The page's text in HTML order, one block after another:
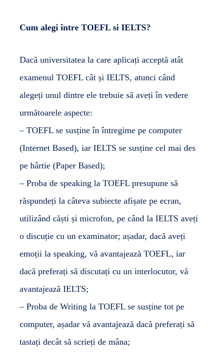
Cum alegi între TOEFL si IELTS?
Dacă universitatea la care aplicați acceptă atât
examenul TOEFL cât și IELTS, atunci când
alegeți unul dintre ele trebuie să aveți în vedere
următoarele aspecte:
– TOEFL se susține în întregime pe computer
(Internet Based), iar IELTS se susține cel mai des
pe hârtie (Paper Based);
– Proba de speaking la TOEFL presupune să
răspundeți la câteva subiecte afișate pe ecran,
utilizând căști și microfon, pe când la IELTS aveți
o discuție cu un examinator; așadar, dacă aveți
emoții la speaking, vă avantajează TOEFL, iar
dacă preferați să discutați cu un interlocutor, vă
avantajează IELTS;
– Proba de Writing la TOEFL se susține tot pe
computer, așadar vă avantajează dacă preferați să
tastați decât să scrieți de mâna;